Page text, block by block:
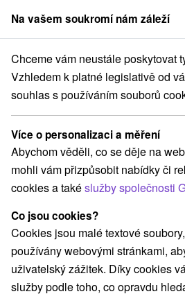
člen skupinySorger
Gino Paradise Bešeňová ceník
Gino Paradise
vstupů
Pozor jedná se pouze o orientační
najdete na stránce
http://www.besenova.com/sk/
Máte zájem o ubytování
aquaparku?
Rezervujte si ubytování v
Na vašem soukromí nám záleží
Chceme vám neustále poskytovat
Vzhledem k platné legislativě od
souhlas s používáním souborů
Více o personalizaci a měření
Abychom věděli, co se děje na
mohli vám přizpůsobit nabídky či
cookies a takéslužby společnosti
Co jsou cookies?
Cookies jsou malé textové
používány webovými stránkami,
uživatelský zážitek. Díky cookies
služby podle toho, co opravdu